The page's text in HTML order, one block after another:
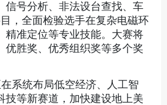
信号分析、非法设台查找、车
，全面检验选手在复杂电磁环
精准定位等专业技能。大赛将
优胜奖、优秀组织奖等多个奖
系统布局低空经济、人工智
技等新赛道，加快建设地上美